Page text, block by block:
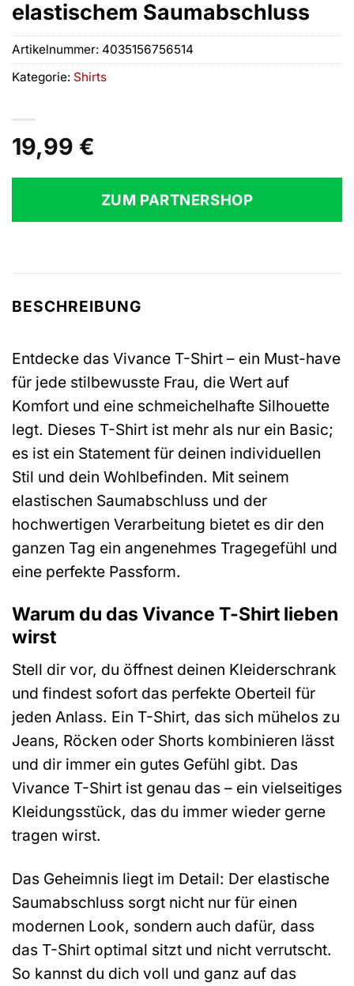
elastischem Saumabschluss
19,99 €
ZUM PARTNERSHOP
Artikelnummer: 4035156756514
Kategorie: Shirts
BESCHREIBUNG
Entdecke das Vivance T-Shirt – ein Must-have
für jede stilbewusste Frau, die Wert auf
Komfort und eine schmeichelhafte Silhouette
legt. Dieses T-Shirt ist mehr als nur ein Basic;
es ist ein Statement für deinen individuellen
Stil und dein Wohlbefinden. Mit seinem
elastischen Saumabschluss und der
hochwertigen Verarbeitung bietet es dir den
ganzen Tag ein angenehmes Tragegefühl und
eine perfekte Passform.
Warum du das Vivance T-Shirt lieben
wirst
Stell dir vor, du öffnest deinen Kleiderschrank
und findest sofort das perfekte Oberteil für
jeden Anlass. Ein T-Shirt, das sich mühelos zu
Jeans, Röcken oder Shorts kombinieren lässt
und dir immer ein gutes Gefühl gibt. Das
Vivance T-Shirt ist genau das – ein vielseitiges
Kleidungsstück, das du immer wieder gerne
tragen wirst.
Das Geheimnis liegt im Detail: Der elastische
Saumabschluss sorgt nicht nur für einen
modernen Look, sondern auch dafür, dass
das T-Shirt optimal sitzt und nicht verrutscht.
So kannst du dich voll und ganz auf das